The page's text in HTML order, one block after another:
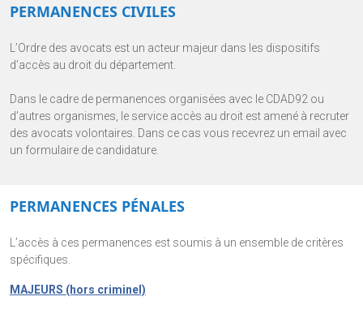
PERMANENCES CIVILES
L’Ordre des avocats est un acteur majeur dans les dispositifs
d’accès au droit du département.
Dans le cadre de permanences organisées avec le CDAD92 ou
d’autres organismes, le service accès au droit est amené à recruter
des avocats volontaires. Dans ce cas vous recevrez un email avec
un formulaire de candidature.
PERMANENCES PÉNALES
L’accès à ces permanences est soumis à un ensemble de critères
spécifiques.
MAJEURS (hors criminel)